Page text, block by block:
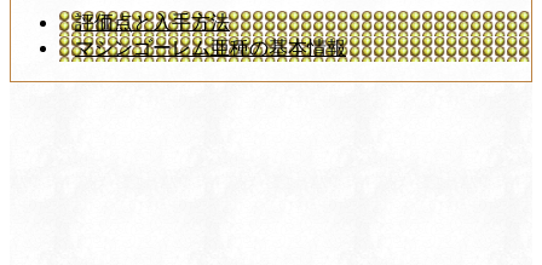
評価点と入手方法
マシンゴーレム亜種の基本情報